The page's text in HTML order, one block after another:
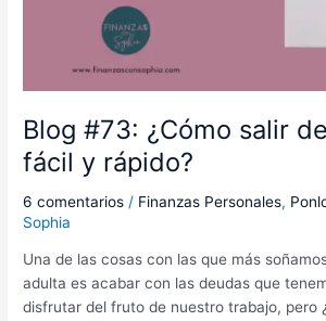
Blog #73: ¿Cómo salir
fácil y rápido?
6 comentarios / Finanzas Personales,
Sophia
Una de las cosas con las que más
adulta es acabar con las deudas que
disfrutar del fruto de nuestro trabajo, pero